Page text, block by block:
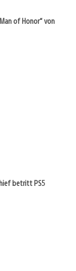
of Honor“ von
betritt PS5